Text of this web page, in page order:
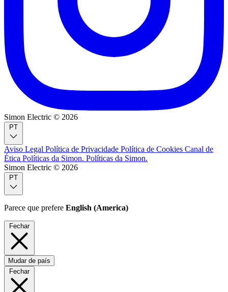
Simon Electric © 2026
Aviso Legal Política de Privacidade Política de Cookies Canal de
Ética Políticas da Simon. Políticas da Simon.
Simon Electric © 2026
Parece que prefere English (America)
Fechar
Mudar de país
Fechar